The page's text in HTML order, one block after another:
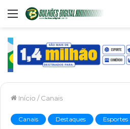
Menu
Início / Canais
Canais Destaques Esportes